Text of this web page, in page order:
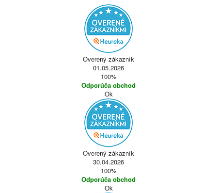
Overený zákazník
01.05.2026
100%
Odporúča obchod
Ok
Overený zákazník
30.04.2026
100%
Odporúča obchod
Ok